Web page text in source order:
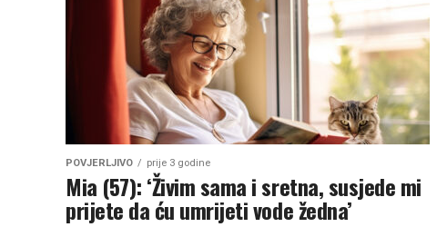
POVJERLJIVO prije 3 godine
Mia (57): ‘Živim sama i sretna, susjede mi
prijete da ću umrijeti vode žedna’